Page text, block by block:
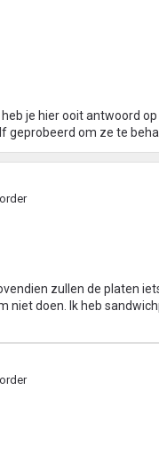
je hier ooit antwoord
geprobeerd om ze te
zullen de platen
niet doen. Ik heb